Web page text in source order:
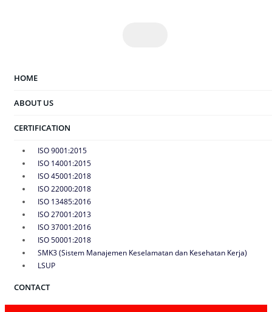
HOME
ABOUT US
CERTIFICATION
ISO 9001:2015
ISO 14001:2015
ISO 45001:2018
ISO 22000:2018
ISO 13485:2016
ISO 27001:2013
ISO 37001:2016
ISO 50001:2018
SMK3 (Sistem Manajemen Keselamatan dan Kesehatan Kerja)
LSUP
CONTACT